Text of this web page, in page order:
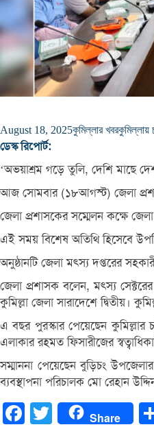
August 18, 2025কুমিল্লার খবরকুমিল্লায়
ডেস্ক রিপোর্ট:
‘অভয়াশ্রম গড়ে তুলি, দেশি মাছে
আজ সোমবার (১৮আগস্ট) জেলা
জেলা প্রশাসকের সম্মেলন কক্ষে
এই সময় বিশেষ অতিথি হিসেবে
অনুষ্ঠানটি জেলা মৎস্য দপ্তরের
জেলা প্রশাসক বলেন, মৎস্য
কুমিল্লা জেলা সারাদেশে দ্বিতীয়।
এ বছর পুরস্কার পেয়েছেন কুমিল্লার
এলাকার রহমত ফিসারীজের
সম্মাননা পেয়েছেন বুড়িচং
ব্যবস্থাপনা পরিচালক মো রেহান
FacebookTwitter Share